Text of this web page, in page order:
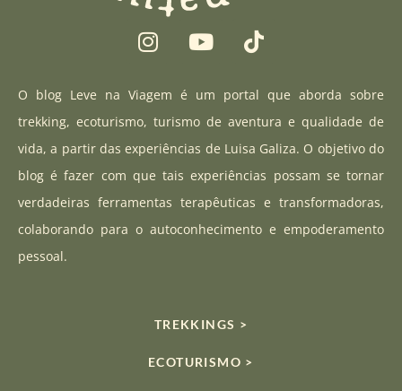
I
n
t
a
g
a
m
Y
o
t
u
b
T
i
t
o
k
O blog Leve na Viagem é um portal que aborda sobre
trekking, ecoturismo, turismo de aventura e qualidade de
vida, a partir das experiências de Luisa Galiza. O objetivo do
blog é fazer com que tais experiências possam se tornar
verdadeiras ferramentas terapêuticas e transformadoras,
colaborando para o autoconhecimento e empoderamento
pessoal.
TREKKINGS >
ECOTURISMO >